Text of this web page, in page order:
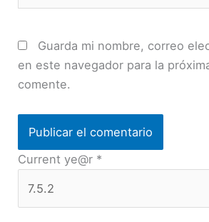
Guarda mi nombre, correo
en este navegador para la
comente.
Current ye@r *